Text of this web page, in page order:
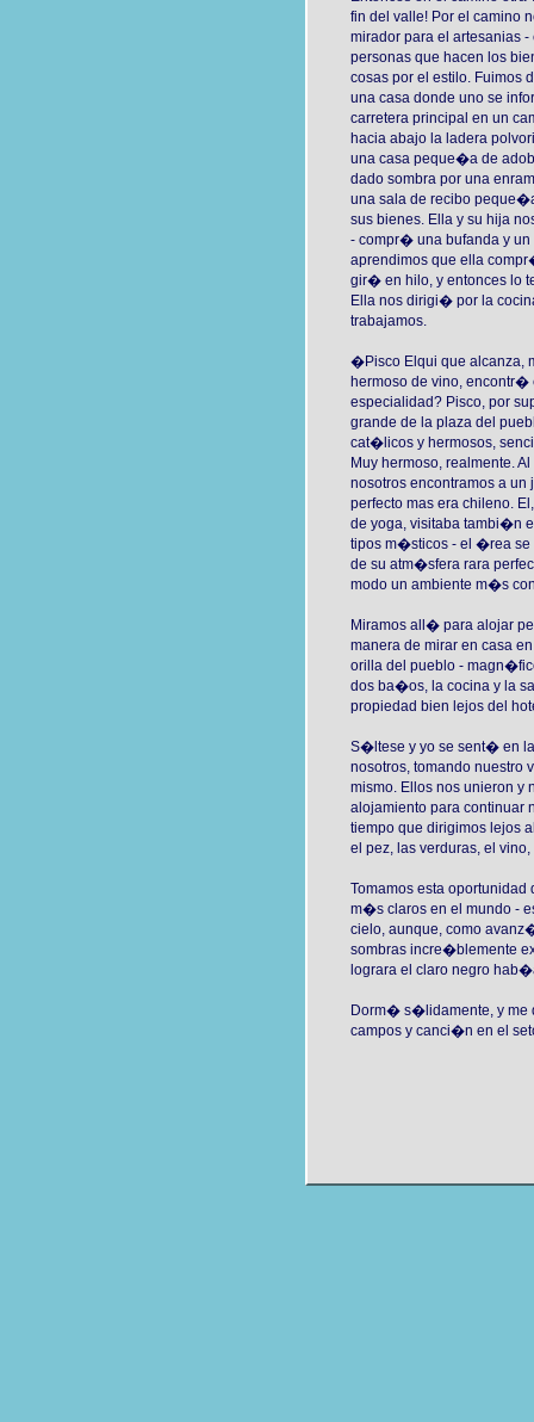
fin del valle! Por el camino
mirador para el artesanias
personas que hacen los
cosas por el estilo. Fuimos
una casa donde uno se
carretera principal en un
hacia abajo la ladera
una casa peque�a de
dado sombra por una
una sala de recibo
sus bienes. Ella y su hija
- compr� una bufanda y
aprendimos que ella
gir� en hilo, y entonces lo
Ella nos dirigi� por la
trabajamos.
�Pisco Elqui que alcanza,
hermoso de vino,
especialidad? Pisco, por
grande de la plaza del
cat�licos y hermosos,
Muy hermoso, realmente.
nosotros encontramos a
perfecto mas era chileno.
de yoga, visitaba tambi�n
tipos m�sticos - el �rea
de su atm�sfera rara
modo un ambiente m�s
Miramos all� para alojar
manera de mirar en casa
orilla del pueblo -
dos ba�os, la cocina y la
propiedad bien lejos del
S�ltese y yo se sent� en
nosotros, tomando nuestro
mismo. Ellos nos unieron
alojamiento para
tiempo que dirigimos lejos
el pez, las verduras, el
Tomamos esta
m�s claros en el mundo -
cielo, aunque, como
sombras incre�blemente
lograra el claro negro
Dorm� s�lidamente, y me
campos y canci�n en el